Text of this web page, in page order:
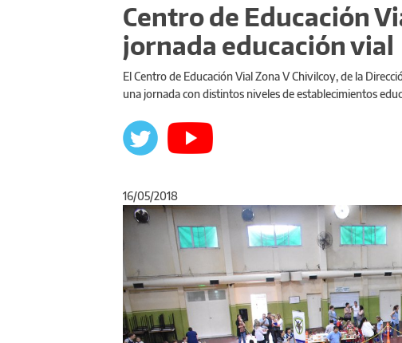
Centro de Educación
jornada educación vial
El Centro de Educación Vial Zona V Chivilcoy, de la
una jornada con distintos niveles de establecimientos
16/05/2018
Anterior